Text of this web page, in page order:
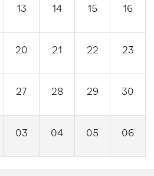
13 14 15 16
20 21 22 23
27 28 29 30
03 04 05 06